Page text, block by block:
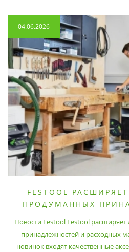
04.06.2026
FESTOOL
ПРОДУМАННЫХ
Новости Festool Festool
принадлежностей и расходных
новинок входят качественные